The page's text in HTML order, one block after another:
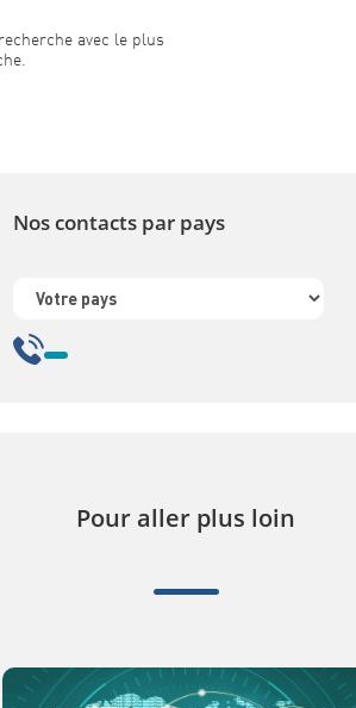
avec le plus
Nos contacts par pays
Pour aller plus loin